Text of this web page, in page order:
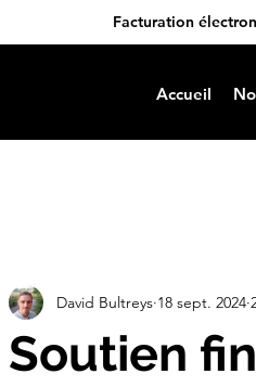
Facturation
Accueil
Soutien
David Bultreys 18 sept. 2024